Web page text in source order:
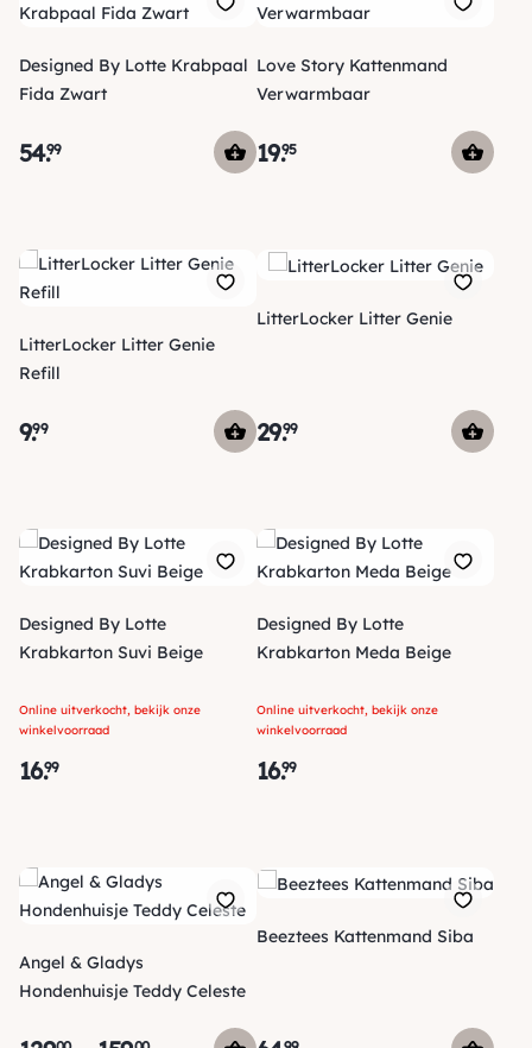
Designed By Lotte Krabpaal
Fida Zwart
54.99
Love Story Kattenmand
Verwarmbaar
19.95
LitterLocker Litter Genie
Refill
9.99
LitterLocker Litter Genie
29.99
Designed By Lotte
Krabkarton Suvi Beige
Online uitverkocht, bekijk onze
winkelvoorraad
16.99
Designed By Lotte
Krabkarton Meda Beige
Online uitverkocht, bekijk onze
winkelvoorraad
16.99
Angel & Gladys
Hondenhuisje Teddy Celeste
Beeztees Kattenmand Siba